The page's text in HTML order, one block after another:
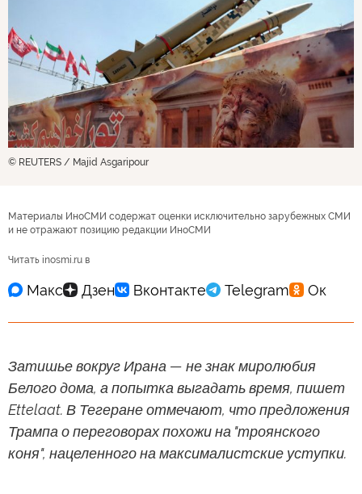
© REUTERS / Majid Asgaripour
Материалы ИноСМИ содержат оценки исключительно зарубежных СМИ
и не отражают позицию редакции ИноСМИ
Читать inosmi.ru в
Затишье вокруг Ирана — не знак миролюбия
Белого дома, а попытка выгадать время, пишет
Ettelaat. В Тегеране отмечают, что предложения
Трампа о переговорах похожи на "троянского
коня", нацеленного на максималистские уступки.